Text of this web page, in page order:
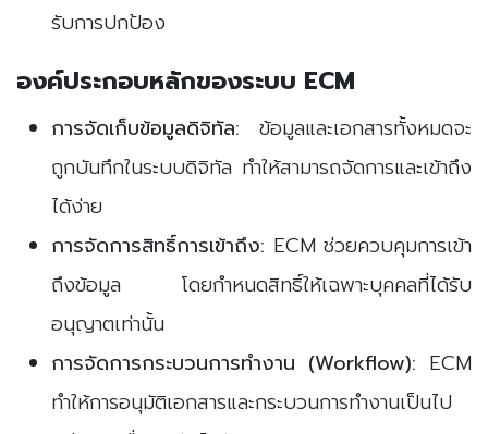
รับการปกป้อง
องค์ประกอบหลักของระบบ ECM
การจัดเก็บข้อมูลดิจิทัล: ข้อมูลและเอกสารทั้งหมดจะ
ถูกบันทึกในระบบดิจิทัล ทำให้สามารถจัดการและเข้าถึง
ได้ง่าย
การจัดการสิทธิ์การเข้าถึง: ECM ช่วยควบคุมการเข้า
ถึงข้อมูล โดยกำหนดสิทธิ์ให้เฉพาะบุคคลที่ได้รับ
อนุญาตเท่านั้น
การจัดการกระบวนการทำงาน (Workflow): ECM
ทำให้การอนุมัติเอกสารและกระบวนการทำงานเป็นไป